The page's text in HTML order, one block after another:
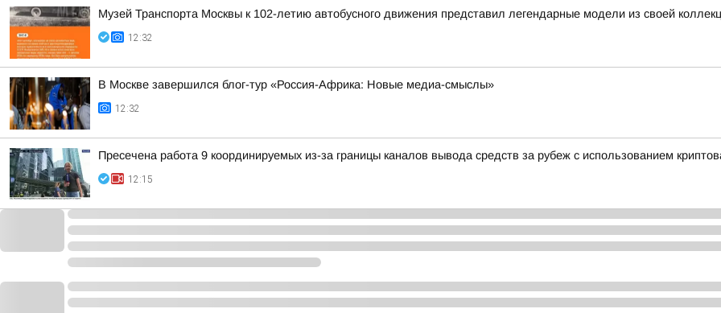
Музей Транспорта Москвы к 102-летию автобусного движения представил легендарные модели из своей
12:32
В Москве завершился блог-тур «Россия-Африка: Новые медиа-смыслы»
12:32
Пресечена работа 9 координируемых из-за границы каналов вывода средств за рубеж с использованием
12:15